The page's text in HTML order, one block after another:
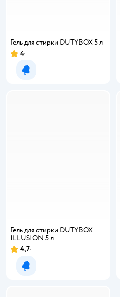
Гель для стирки DUTYBOX 5 л
Рейтинг:
4
Уведомить о появлении
Гель для стирки DUTYBOX
ILLUSION 5 л
Рейтинг:
4,7
Уведомить о появлении